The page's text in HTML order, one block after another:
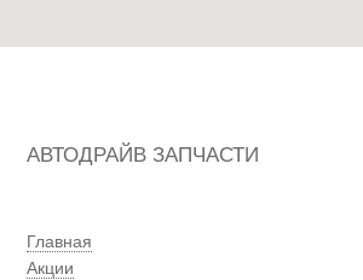
АВТОДРАЙВ ЗАПЧАСТИ
Главная
Акции